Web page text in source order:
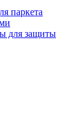
паркета
для защиты